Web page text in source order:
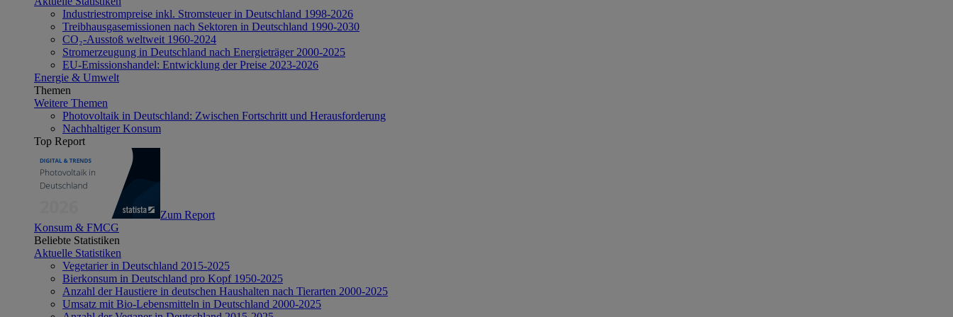
Industriestrompreise inkl. Stromsteuer in Deutschland 1998-2026
Treibhausgasemissionen nach Sektoren in Deutschland 1990-2030
CO₂-Ausstoß weltweit 1960-2024
Stromerzeugung in Deutschland nach Energieträger 2000-2025
EU-Emissionshandel: Entwicklung der Preise 2023-2026
Energie & Umwelt
Themen
Weitere Themen
Photovoltaik in Deutschland: Zwischen Fortschritt und Herausforderung
Nachhaltiger Konsum
Top Report
Zum Report
Konsum & FMCG
Beliebte Statistiken
Aktuelle Statistiken
Vegetarier in Deutschland 2015-2025
Bierkonsum in Deutschland pro Kopf 1950-2025
Anzahl der Haustiere in deutschen Haushalten nach Tierarten 2000-2025
Umsatz mit Bio-Lebensmitteln in Deutschland 2000-2025